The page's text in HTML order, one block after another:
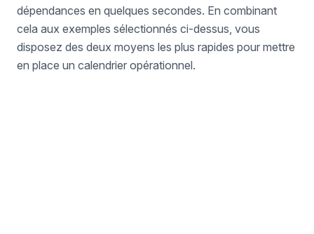
dépendances en quelques secondes. En combinant
cela aux exemples sélectionnés ci-dessus, vous
disposez des deux moyens les plus rapides pour mettre
en place un calendrier opérationnel.